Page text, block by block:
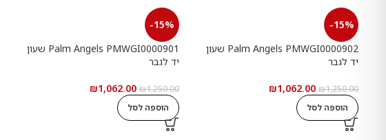
-15%
Palm Angels PMWGI0000902 שעון
יד לגבר
₪1,250.00
₪1,062.00
הוספה לסל
-15%
Palm Angels PMWGI0000901 שעון
יד לגבר
₪1,250.00
₪1,062.00
הוספה לסל